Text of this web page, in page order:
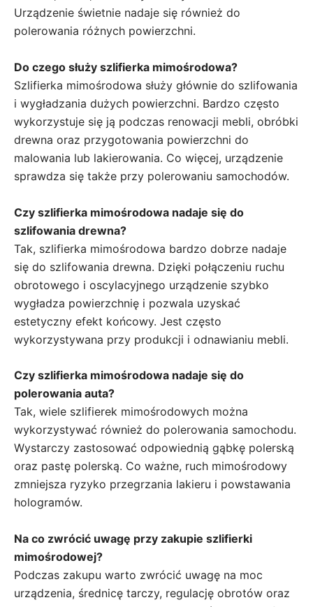
Urządzenie świetnie nadaje się również do
polerowania różnych powierzchni.
Do czego służy szlifierka mimośrodowa?
Szlifierka mimośrodowa służy głównie do szlifowania
i wygładzania dużych powierzchni. Bardzo często
wykorzystuje się ją podczas renowacji mebli, obróbki
drewna oraz przygotowania powierzchni do
malowania lub lakierowania. Co więcej, urządzenie
sprawdza się także przy polerowaniu samochodów.
Czy szlifierka mimośrodowa nadaje się do
szlifowania drewna?
Tak, szlifierka mimośrodowa bardzo dobrze nadaje
się do szlifowania drewna. Dzięki połączeniu ruchu
obrotowego i oscylacyjnego urządzenie szybko
wygładza powierzchnię i pozwala uzyskać
estetyczny efekt końcowy. Jest często
wykorzystywana przy produkcji i odnawianiu mebli.
Czy szlifierka mimośrodowa nadaje się do
polerowania auta?
Tak, wiele szlifierek mimośrodowych można
wykorzystywać również do polerowania samochodu.
Wystarczy zastosować odpowiednią gąbkę polerską
oraz pastę polerską. Co ważne, ruch mimośrodowy
zmniejsza ryzyko przegrzania lakieru i powstawania
hologramów.
Na co zwrócić uwagę przy zakupie szlifierki
mimośrodowej?
Podczas zakupu warto zwrócić uwagę na moc
urządzenia, średnicę tarczy, regulację obrotów oraz